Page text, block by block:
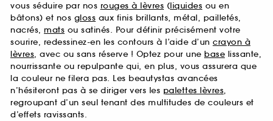
vous séduire par nos rouges à lèvres (liquides ou en
bâtons) et nos gloss aux finis brillants, métal, pailletés,
nacrés, mats ou satinés. Pour définir précisément votre
sourire, redessinez-en les contours à l’aide d’un crayon à
lèvres, avec ou sans réserve ! Optez pour une base lissante,
nourrissante ou repulpante qui, en plus, vous assurera que
la couleur ne filera pas. Les beautystas avancées
n’hésiteront pas à se diriger vers les palettes lèvres,
regroupant d’un seul tenant des multitudes de couleurs et
d’effets ravissants.